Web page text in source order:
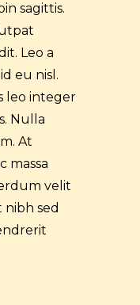
sagittis.
Leo a
eu nisl.
leo integer
Nulla
At
massa
velit
nibh sed